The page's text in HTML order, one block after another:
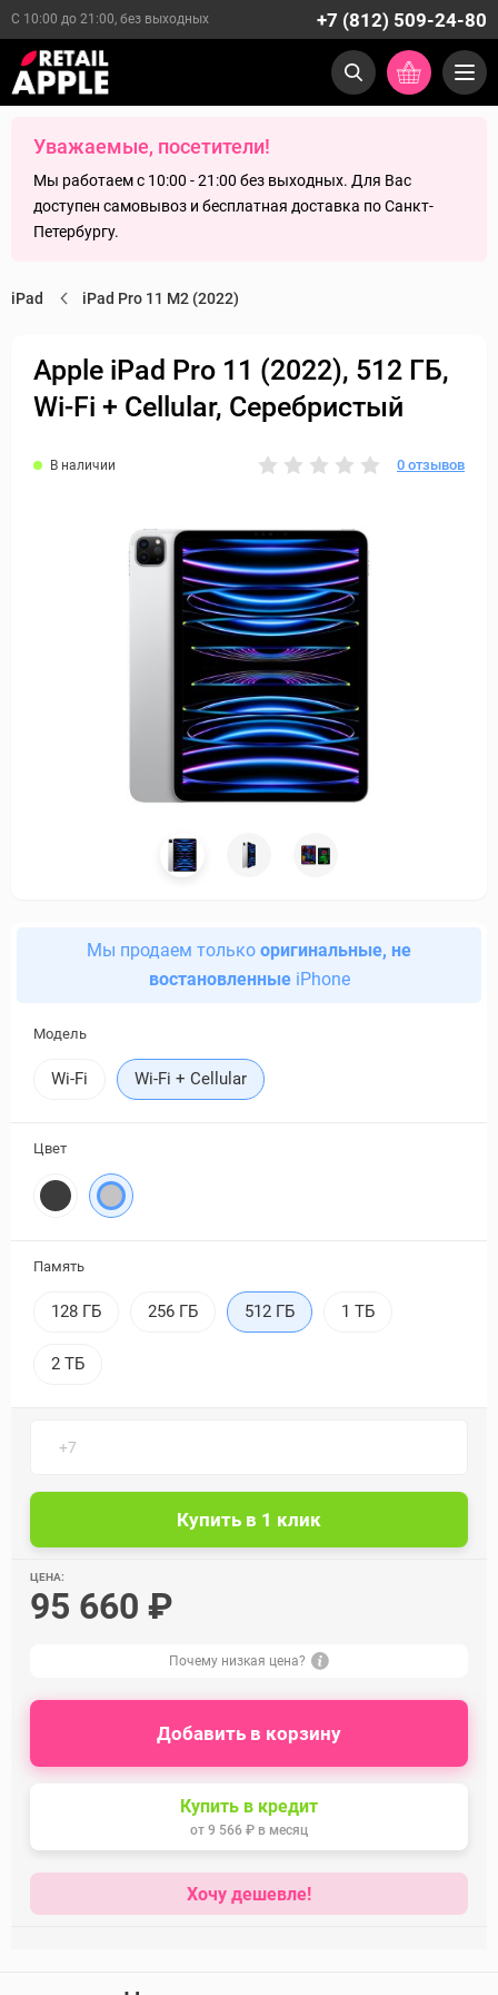
С 10:00 до 21:00, без выходных +7 (812) 509-24-80
Уважаемые, посетители!
Мы работаем с 10:00 - 21:00 без выходных. Для Вас
доступен самовывоз и бесплатная доставка по Санкт-
Петербургу.
iPad iPad Pro 11 M2 (2022)
Apple iPad Pro 11 (2022), 512 ГБ,
Wi-Fi + Cellular, Cеребристый
В наличии 0 отзывов
Мы продаем только оригинальные, не
востановленныеiPhone
Модель
Wi-Fi Wi-Fi + Cellular
Цвет
Память
128 ГБ 256 ГБ 512 ГБ 1 ТБ
2 ТБ
ЦЕНА:
95 660 ₽
Почему низкая цена?
Добавить в корзину
Купить в кредит
от 9 566 ₽ в месяц
Хочу дешевле!